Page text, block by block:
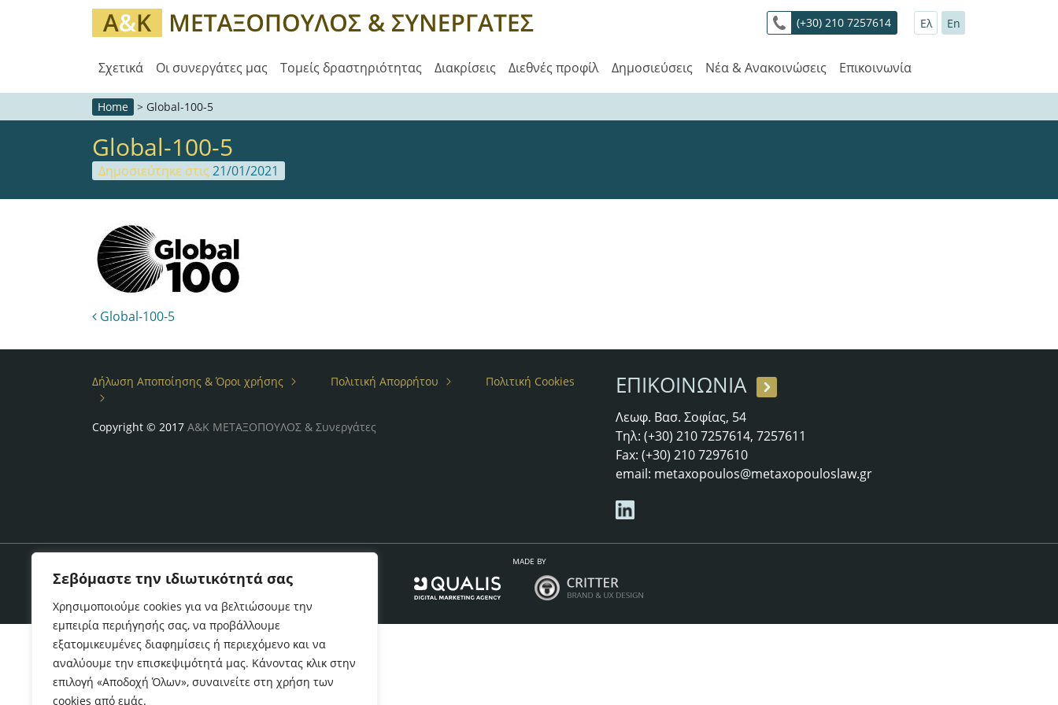
Σεβόμαστε την ιδιωτικότητά σας
Χρησιμοποιούμε cookies για να βελτιώσουμε την
εμπειρία περιήγησής σας, να προβάλλουμε
εξατομικευμένες διαφημίσεις ή περιεχόμενο και να
αναλύουμε την επισκεψιμότητά μας. Κάνοντας κλικ στην
επιλογή «Αποδοχή Όλων», συναινείτε στη χρήση των
cookies από εμάς.
(+30) 210 7257614 Ελ En
Σχετικά Οι συνεργάτες μας Τομείς δραστηριότητας Διακρίσεις Διεθνές προφίλ Δημοσιεύσεις Νέα & Ανακοινώσεις Επικοινωνία
Home > Global-100-5
Global-100-5
Δημοσιεύτηκε στις 21/01/2021
Post navigation
Global-100-5
Δήλωση Αποποίησης & Όροι χρήσης Πολιτική Απορρήτου Πολιτική Cookies
Copyright © 2017 Α&Κ ΜΕΤΑΞΟΠΟΥΛΟΣ & Συνεργάτες
ΕΠΙΚΟΙΝΩΝΙΑ
Λεωφ. Βασ. Σοφίας, 54
Τηλ: (+30) 210 7257614, 7257611
Fax: (+30) 210 7297610
email: metaxopoulos@metaxopouloslaw.gr
MADE BY